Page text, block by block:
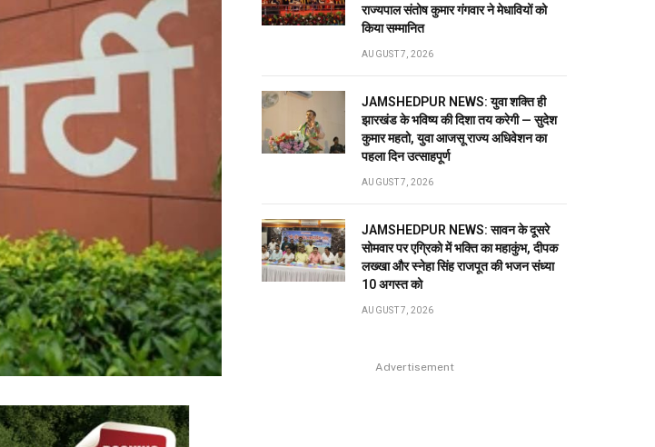
राज्यपाल संतोष कुमार गंगवार ने मेधावियों को
किया सम्मानित
AUGUST 7, 2026
JAMSHEDPUR NEWS: युवा शक्ति ही
झारखंड के भविष्य की दिशा तय करेगी — सुदेश
कुमार महतो, युवा आजसू राज्य अधिवेशन का
पहला दिन उत्साहपूर्ण
AUGUST 7, 2026
JAMSHEDPUR NEWS: सावन के दूसरे
सोमवार पर एग्रिको में भक्ति का महाकुंभ, दीपक
लख्खा और स्नेहा सिंह राजपूत की भजन संध्या
10 अगस्त को
AUGUST 7, 2026
Advertisement